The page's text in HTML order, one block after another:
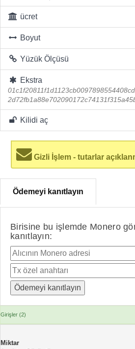
ücret
Boyut
Yüzük Ölçüsü
Ekstra
Kilidi aç
Gizli İşlem - tutarlar
Ödemeyi kanıtlayın
Birisine bu işlemde Monero
kanıtlayın:
Girişler (2)
Miktar